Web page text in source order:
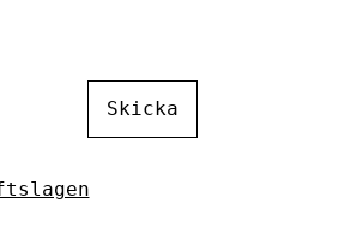
Skicka